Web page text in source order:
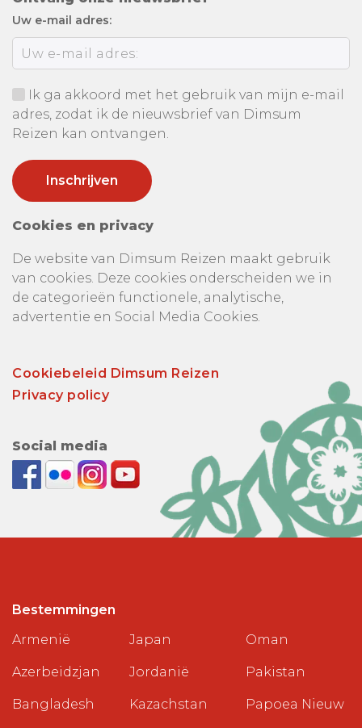
Uw e-mail adres:
Ik ga akkoord met het gebruik van mijn e-mail
adres, zodat ik de nieuwsbrief van Dimsum
Reizen kan ontvangen.
Cookies en privacy
De website van Dimsum Reizen maakt gebruik
van cookies. Deze cookies onderscheiden we in
de categorieën functionele, analytische,
advertentie en Social Media Cookies.
Cookiebeleid Dimsum Reizen
Privacy policy
Social media
Bestemmingen
Armenië
Azerbeidzjan
Bangladesh
Japan
Jordanië
Kazachstan
Oman
Pakistan
Papoea Nieuw